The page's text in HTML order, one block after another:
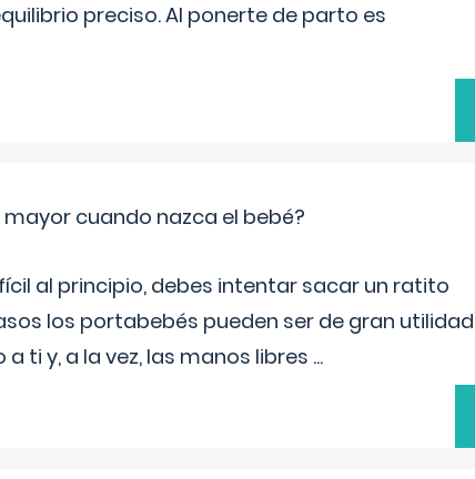
preciso. Al ponerte de parto es
cuando nazca el bebé?
al principio, debes intentar sacar un ratito
los portabebés pueden ser de gran utilidad
ti y, a la vez, las manos libres ...